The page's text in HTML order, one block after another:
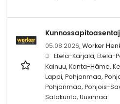
05.08.2026, Worker
Etelä-Karjala, Etelä-
Kainuu, Kanta-Häme,
Lappi, Pohjanmaa,
Pohjanmaa, Pohjois-
Satakunta, Uusimaa